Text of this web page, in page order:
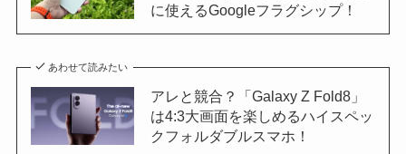
に使えるGoogleフラグシップ！
あわせて読みたい
アレと競合？「Galaxy Z Fold8」
は4:3大画面を楽しめるハイスペッ
クフォルダブルスマホ！